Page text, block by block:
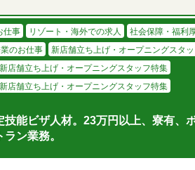
仕事 リゾート・海外での求人
社会保障・福利
のお仕事
新店舗立ち上げ・オープニングスタ
新店舗立ち上げ・オープニングスタッフ特集
新店舗立ち上げ・オープニングスタッフ特集
能ビザ人材。23万円以上、寮有、
ン業務。